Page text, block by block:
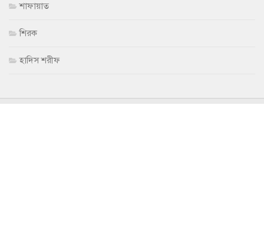
শাফায়াত
শিরক
হাদিস শরীফ